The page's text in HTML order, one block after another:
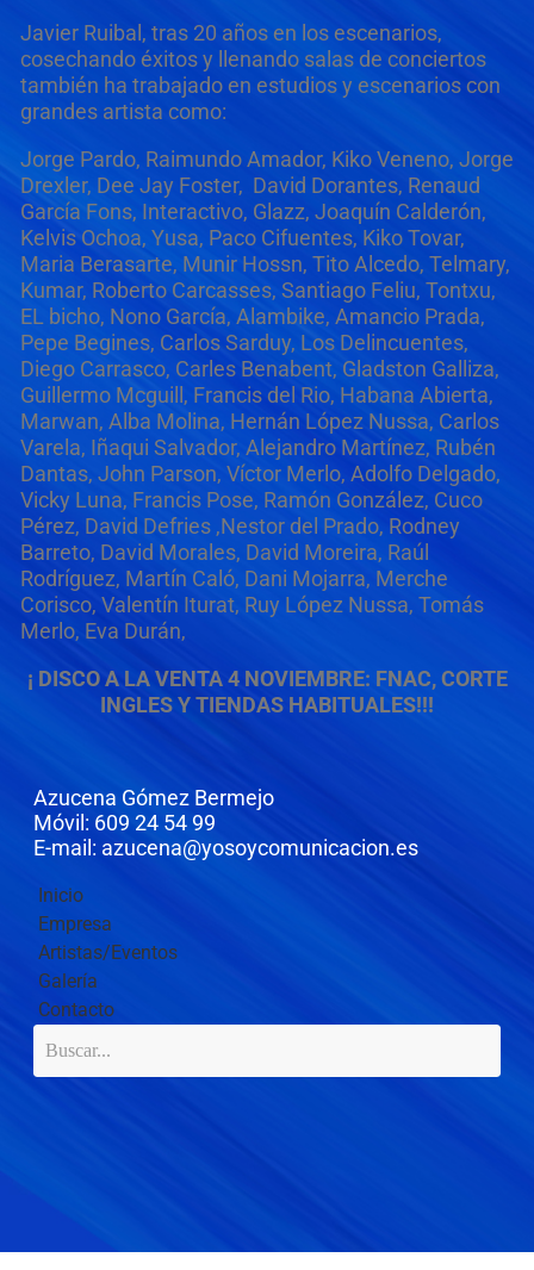
Javier Ruibal, tras 20 años en los escenarios,
cosechando éxitos y llenando salas de conciertos
también ha trabajado en estudios y escenarios con
grandes artista como:
Jorge Pardo, Raimundo Amador, Kiko Veneno, Jorge
Drexler, Dee Jay Foster, David Dorantes, Renaud
García Fons, Interactivo, Glazz, Joaquín Calderón,
Kelvis Ochoa, Yusa, Paco Cifuentes, Kiko Tovar,
Maria Berasarte, Munir Hossn, Tito Alcedo, Telmary,
Kumar, Roberto Carcasses, Santiago Feliu, Tontxu,
EL bicho, Nono García, Alambike, Amancio Prada,
Pepe Begines, Carlos Sarduy, Los Delincuentes,
Diego Carrasco, Carles Benabent, Gladston Galliza,
Guillermo Mcguill, Francis del Rio, Habana Abierta,
Marwan, Alba Molina, Hernán López Nussa, Carlos
Varela, Iñaqui Salvador, Alejandro Martínez, Rubén
Dantas, John Parson, Víctor Merlo, Adolfo Delgado,
Vicky Luna, Francis Pose, Ramón González, Cuco
Pérez, David Defries ,Nestor del Prado, Rodney
Barreto, David Morales, David Moreira, Raúl
Rodríguez, Martín Caló, Dani Mojarra, Merche
Corisco, Valentín Iturat, Ruy López Nussa, Tomás
Merlo, Eva Durán,
¡ DISCO A LA VENTA 4 NOVIEMBRE: FNAC, CORTE
INGLES Y TIENDAS HABITUALES!!!
Azucena Gómez Bermejo
Móvil: 609 24 54 99
E-mail: azucena@yosoycomunicacion.es
Inicio
Empresa
Artistas/Eventos
Galería
Contacto